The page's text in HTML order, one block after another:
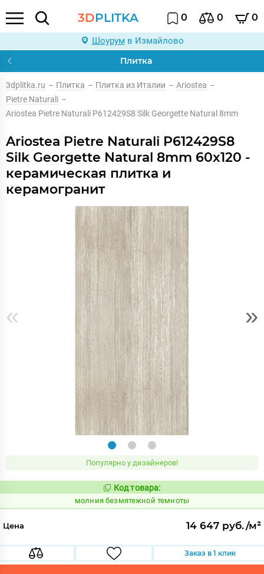
3DPLITKA 0 0 0
Шоурум в Измайлово
Плитка
3dplitka.ru – Плитка – Плитка из Италии – Ariostea –
Pietre Naturali –
Ariostea Pietre Naturali P612429S8 Silk Georgette Natural 8mm
Ariostea Pietre Naturali P612429S8
Silk Georgette Natural 8mm 60x120 -
керамическая плитка и
керамогранит
« »
Популярно у дизайнеров!
Код:
1000602
Код товара:
молния безмятежной темноты
Цена 14 647 руб./м²
Заказ в 1 клик